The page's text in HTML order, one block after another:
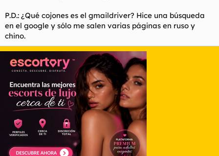
P.D.: ¿Qué cojones es el gmaildriver? Hice una búsqueda
en el google y sólo me salen varias páginas en ruso y
chino.